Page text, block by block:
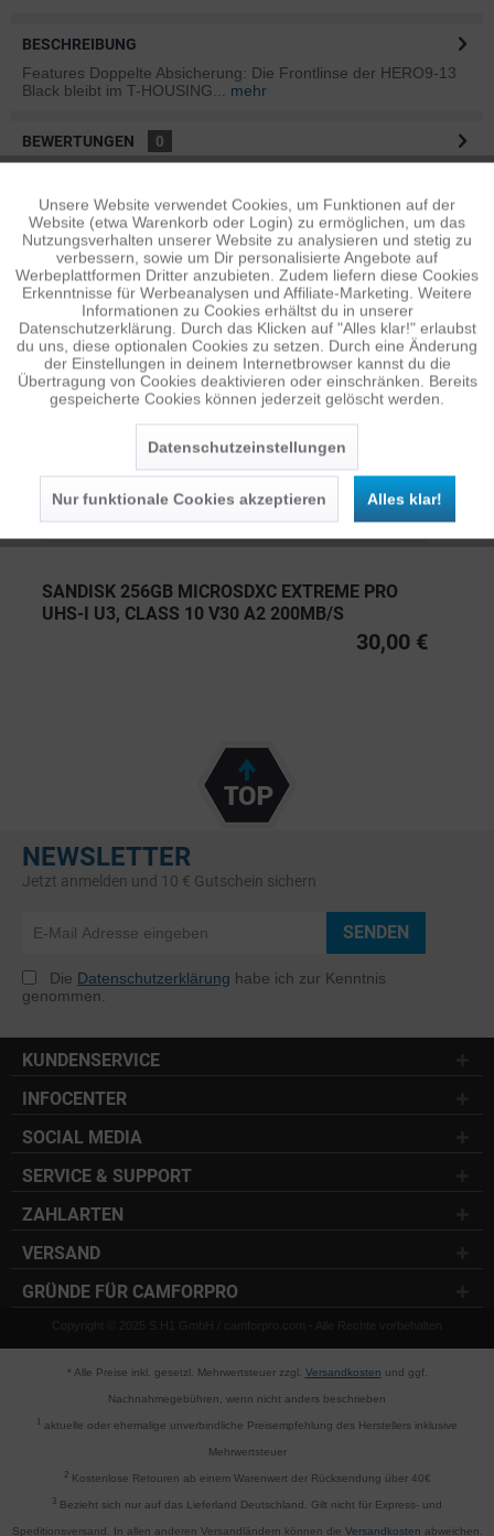
BESCHREIBUNG
Features Doppelte Absicherung: Die Frontlinse der HERO9-13
Black bleibt im T-HOUSING...
mehr
BEWERTUNGEN
0
ÄHNLICHE ARTIKEL
Diese Artikel sind dem Produkt ähnlich ...mehr
Persönliche Empfehlungen
SANDISK 256GB MICROSDXC EXTREME PRO
UHS-I U3, CLASS 10 V30 A2 200MB/S
30,00 €
NEWSLETTER
Jetzt anmelden und 10 € Gutschein sichern
SENDEN
Die Datenschutzerklärung habe ich zur Kenntnis
genommen.
KUNDENSERVICE
INFOCENTER
SOCIAL MEDIA
SERVICE & SUPPORT
ZAHLARTEN
VERSAND
GRÜNDE FÜR CAMFORPRO
Copyright © 2025 S.H1 GmbH / camforpro.com - Alle Rechte vorbehalten
* Alle Preise inkl. gesetzl. Mehrwertsteuer zzgl. Versandkosten und ggf.
Nachnahmegebühren, wenn nicht anders beschrieben
aktuelle oder ehemalige unverbindliche Preisempfehlung des Herstellers inklusive
Mehrwertsteuer
2Kostenlose Retouren ab einem Warenwert der Rücksendung über 40€
3 Bezieht sich nur auf das Lieferland Deutschland. Gilt nicht für Express- und
Speditionsversand. In allen anderen Versandländern können die Versandkosten abweichen.
Funktionale Aktiv
Tracking Inaktiv
Personalisierung Inaktiv
Service Inaktiv
Unsere Website verwendet Cookies, um Funktionen auf der
Website (etwa Warenkorb oder Login) zu ermöglichen, um das
Nutzungsverhalten unserer Website zu analysieren und stetig zu
verbessern, sowie um Dir personalisierte Angebote auf
Werbeplattformen Dritter anzubieten. Zudem liefern diese Cookies
Erkenntnisse für Werbeanalysen und Affiliate-Marketing. Weitere
Informationen zu Cookies erhältst du in unserer
Datenschutzerklärung. Durch das Klicken auf "Alles klar!" erlaubst
du uns, diese optionalen Cookies zu setzen. Durch eine Änderung
der Einstellungen in deinem Internetbrowser kannst du die
Übertragung von Cookies deaktivieren oder einschränken. Bereits
gespeicherte Cookies können jederzeit gelöscht werden.
Datenschutzeinstellungen
Nur funktionale Cookies akzeptieren Alles klar!